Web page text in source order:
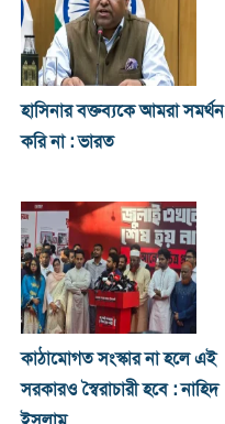
হাসিনার বক্তব্যকে আমরা সমর্থন
করি না : ভারত
কাঠামোগত সংস্কার না হলে এই
সরকারও স্বৈরাচারী হবে : নাহিদ